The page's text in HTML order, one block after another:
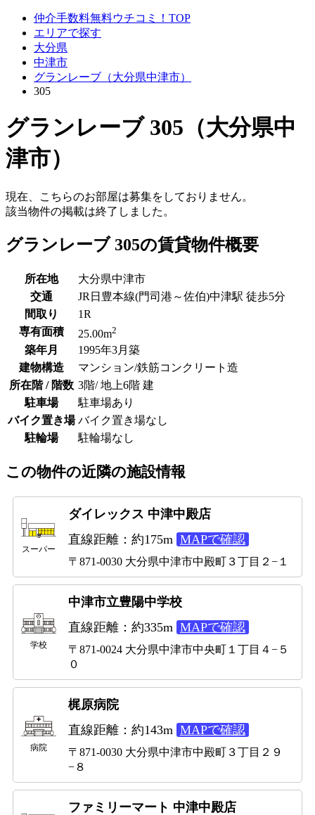
仲介手数料無料ウチコミ！TOP
エリアで探す
大分県
中津市
グランレーブ（大分県中津市）
305
グランレーブ 305（大分県中
津市）
現在、こちらのお部屋は募集をしておりません。
該当物件の掲載は終了しました。
グランレーブ 305の賃貸物件概要
所在地
大分県中津市
交通
JR日豊本線(門司港～佐伯)中津駅 徒歩5分
間取り
1R
専有面積
25.00m2
築年月
1995年3月築
建物構造
マンション/鉄筋コンクリート造
所在階 / 階数 3階/ 地上6階 建
駐車場
駐車場あり
バイク置き場 バイク置き場なし
駐輪場
駐輪場なし
この物件の近隣の施設情報
スーパー
ダイレックス 中津中殿店
直線距離：約175m MAPで確認
〒871-0030 大分県中津市中殿町３丁目２−１
学校
中津市立豊陽中学校
直線距離：約335m MAPで確認
〒871-0024 大分県中津市中央町１丁目４−５
０
病院
梶原病院
直線距離：約143m MAPで確認
〒871-0030 大分県中津市中殿町３丁目２９
−８
ファミリーマート 中津中殿店